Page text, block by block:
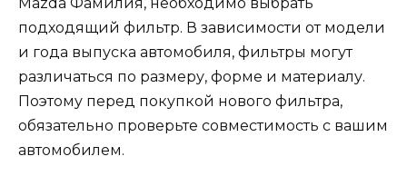
подходящий фильтр. В зависимости от модели
и года выпуска автомобиля, фильтры могут
различаться по размеру, форме и материалу.
Поэтому перед покупкой нового фильтра,
обязательно проверьте совместимость с вашим
автомобилем.